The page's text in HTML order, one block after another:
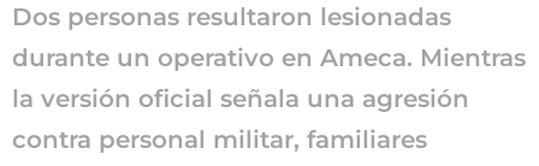
Dos personas resultaron lesionadas
durante un operativo en Ameca. Mientras
la versión oficial señala una agresión
contra personal militar, familiares